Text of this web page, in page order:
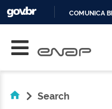
COMUNICA
Search